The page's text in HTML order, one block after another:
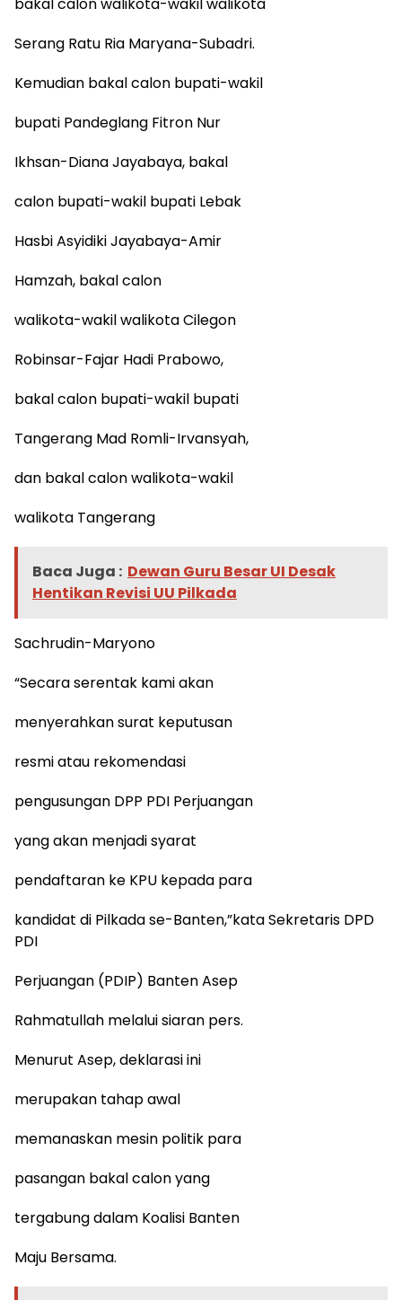
bakal calon walikota-wakil walikota
Serang Ratu Ria Maryana-Subadri.
Kemudian bakal calon bupati-wakil
bupati Pandeglang Fitron Nur
Ikhsan-Diana Jayabaya, bakal
calon bupati-wakil bupati Lebak
Hasbi Asyidiki Jayabaya-Amir
Hamzah, bakal calon
walikota-wakil walikota Cilegon
Robinsar-Fajar Hadi Prabowo,
bakal calon bupati-wakil bupati
Tangerang Mad Romli-Irvansyah,
dan bakal calon walikota-wakil
walikota Tangerang
Baca Juga : Dewan Guru Besar UI Desak
Hentikan Revisi UU Pilkada
Sachrudin-Maryono
“Secara serentak kami akan
menyerahkan surat keputusan
resmi atau rekomendasi
pengusungan DPP PDI Perjuangan
yang akan menjadi syarat
pendaftaran ke KPU kepada para
kandidat di Pilkada se-Banten,”kata Sekretaris DPD
PDI
Perjuangan (PDIP) Banten Asep
Rahmatullah melalui siaran pers.
Menurut Asep, deklarasi ini
merupakan tahap awal
memanaskan mesin politik para
pasangan bakal calon yang
tergabung dalam Koalisi Banten
Maju Bersama.